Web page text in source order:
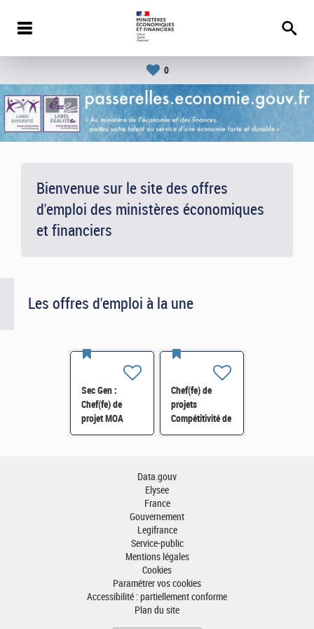
0
Bienvenue sur le site des offres
d'emploi des ministères économiques
et financiers
Les offres d'emploi à la une
Sec Gen :
Chef(fe) de
projet MOA
Innovation
Chef(fe) de
projets
Compétitivité de
l'énergie-SI-
Data.gouv
Elysee
France
Gouvernement
Legifrance
Service-public
Mentions légales
Cookies
Paramétrer vos cookies
Accessibilité : partiellement conforme
Plan du site